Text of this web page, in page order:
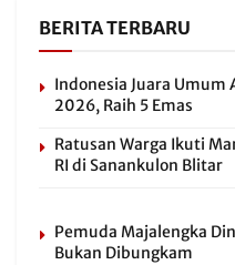
BERITA TERBARU
Indonesia Juara Umum
2026, Raih 5 Emas
Ratusan Warga Ikuti
RI di Sanankulon Blitar
Pemuda Majalengka
Bukan Dibungkam